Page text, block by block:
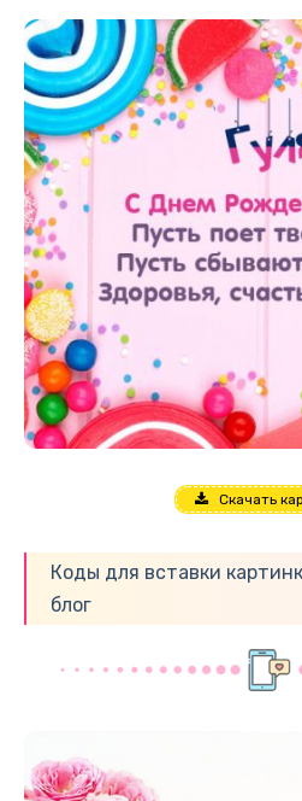
Скачать
Коды для вставки
блог